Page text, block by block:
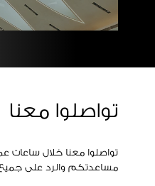
تواصلوا معنا
تواصلوا معنا خلال ساعات
مساعدتكم والرد على